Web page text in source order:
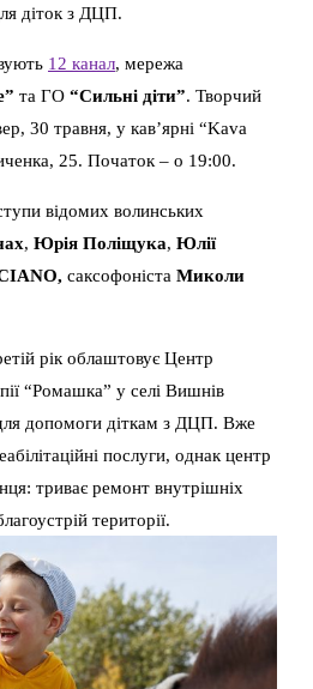
діток з ДЦП.
12 канал, мережа
та ГО “Сильні діти”. Творчий
30 травня, у кав’ярні “Kava
25. Початок – о 19:00.
відомих волинських
, Юрія Поліщука, Юлії
саксофоніста Миколи
рік облаштовує Центр
“Ромашка” у селі Вишнів
допомоги діткам з ДЦП. Вже
послуги, однак центр
триває ремонт внутрішніх
території.